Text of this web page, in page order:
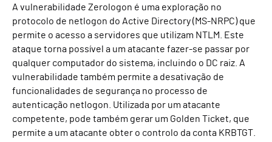
A vulnerabilidade Zerologon é uma exploração no
protocolo de netlogon do Active Directory (MS-NRPC) que
permite o acesso a servidores que utilizam NTLM. Este
ataque torna possível a um atacante fazer-se passar por
qualquer computador do sistema, incluindo o DC raiz. A
vulnerabilidade também permite a desativação de
funcionalidades de segurança no processo de
autenticação netlogon. Utilizada por um atacante
competente, pode também gerar um Golden Ticket, que
permite a um atacante obter o controlo da conta KRBTGT.